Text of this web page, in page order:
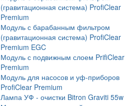
(гравитационная система) ProfiClear
Premium
Модуль с барабанным фильтром
(гравитационная система) ProfiClear
Premium EGC
Модуль с подвижным слоем PrifiClear
Premium
Модуль для насосов и уф-приборов
ProfiClear Premium
Лампа УФ - очистки Bitron Graviti 55w